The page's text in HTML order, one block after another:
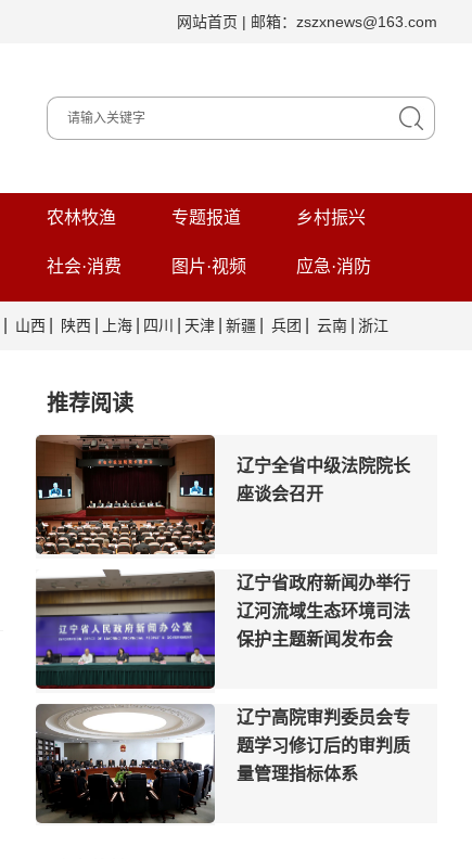
网站首页 | 邮箱：zszxnews@163.com
农林牧渔 专题报道 乡村振兴
社会·消费 图片·视频 应急·消防
山西 陕西 上海 四川 天津 新疆 兵团 云南 浙江
推荐阅读
辽宁全省中级法院院长
座谈会召开
辽宁省政府新闻办举行
辽河流域生态环境司法
保护主题新闻发布会
辽宁高院审判委员会专
题学习修订后的审判质
量管理指标体系